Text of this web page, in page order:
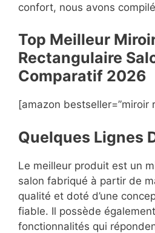
confort, nous avons
Top Meilleur
Rectangulaire
Comparatif 2026
[amazon bestseller=”miroir
Quelques Lignes
Le meilleur produit est un
salon fabriqué à partir de
qualité et doté d’une
fiable. Il possède
fonctionnalités qui